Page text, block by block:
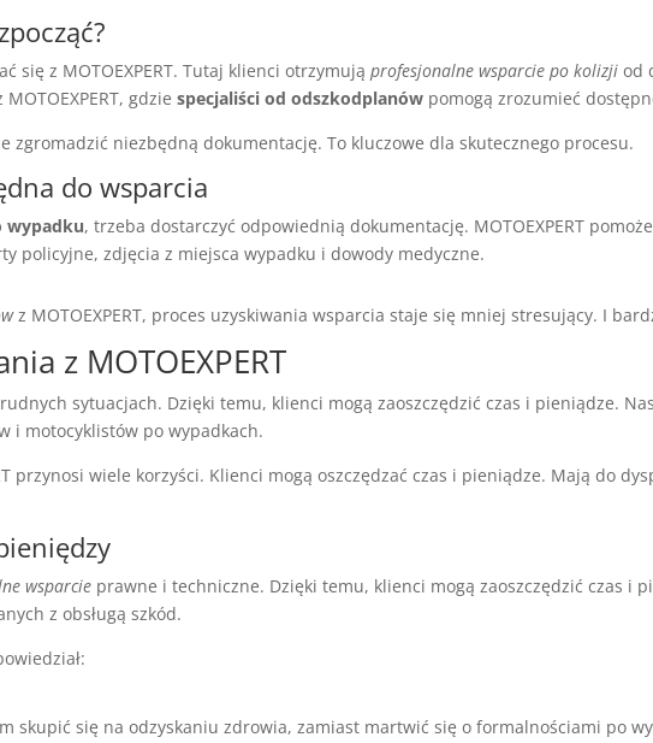
się z MOTOEXPERT. Tutaj klienci otrzymująprofesjonalne wsparcie po kolizji od
gdziespecjaliści od odszkodplanów pomogą zrozumieć
zgromadzić niezbędną dokumentację. To kluczowe dla skutecznego procesu.
do wsparcia
wypadku, trzeba dostarczyć odpowiednią dokumentację. MOTOEXPERT
policyjne, zdjęcia z miejsca wypadku i dowody medyczne.
z MOTOEXPERT, proces uzyskiwania wsparcia staje się mniej stresujący. I
z MOTOEXPERT
sytuacjach. Dzięki temu, klienci mogą zaoszczędzić czas i pieniądze.
i motocyklistów po wypadkach.
przynosi wiele korzyści. Klienci mogą oszczędzać czas i pieniądze. Mają do
wsparcie prawne i techniczne. Dzięki temu, klienci mogą zaoszczędzić czas i
z obsługą szkód.
skupić się na odzyskaniu zdrowia, zamiast martwić się o formalnościami po